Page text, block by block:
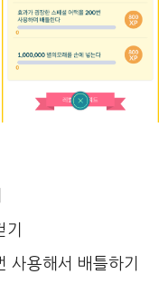
사용해서 배틀하기